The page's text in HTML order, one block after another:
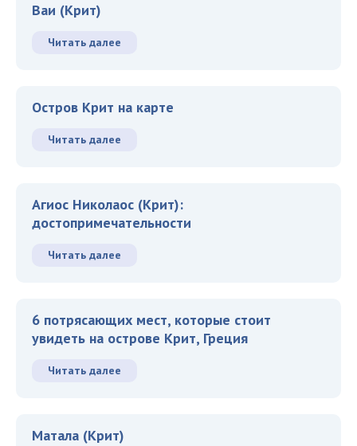
Ваи (Крит)
Читать далее
Остров Крит на карте
Читать далее
Агиос Николаос (Крит):
достопримечательности
Читать далее
6 потрясающих мест, которые стоит
увидеть на острове Крит, Греция
Читать далее
Матала (Крит)